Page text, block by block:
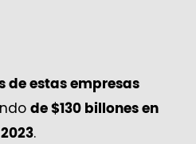
de estas empresas
de $130 billones en
.